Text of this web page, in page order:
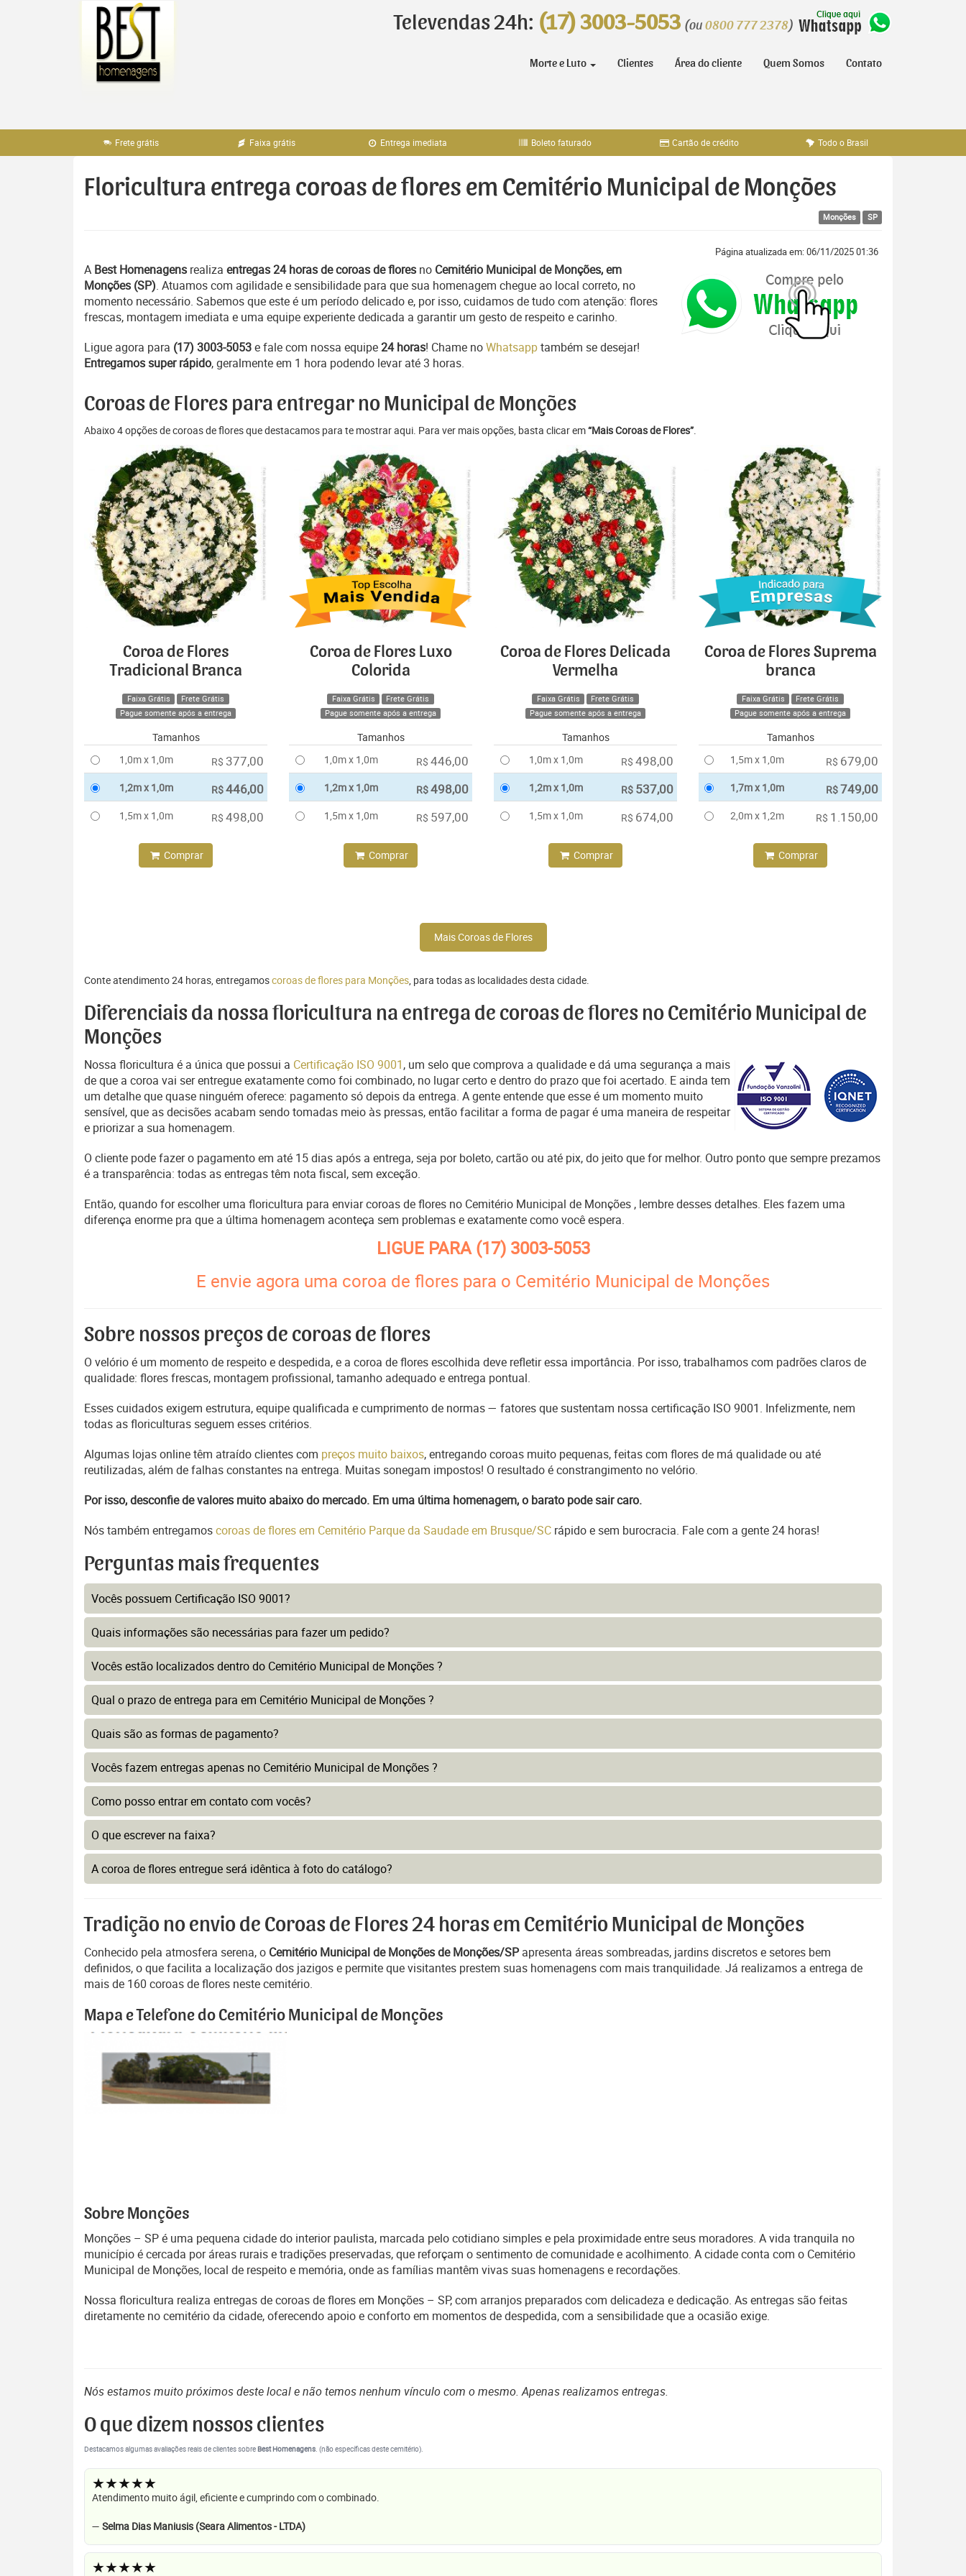
Televendas 24h: (17) 3003-5053 (ou 0800 777 2378)
Morte e Luto Clientes Área do cliente Quem Somos Contato
Frete grátis Faixa grátis Entrega imediata Boleto faturado Cartão de crédito Todo o Brasil
Floricultura entrega coroas de flores em Cemitério Municipal de Monções
Monções SP
Página atualizada em: 06/11/2025 01:36
A Best Homenagens realiza entregas 24 horas de coroas de flores no Cemitério Municipal de Monções, em
Monções (SP). Atuamos com agilidade e sensibilidade para que sua homenagem chegue ao local correto, no
momento necessário. Sabemos que este é um período delicado e, por isso, cuidamos de tudo com atenção: flores
frescas, montagem imediata e uma equipe experiente dedicada a garantir um gesto de respeito e carinho.
Ligue agora para (17) 3003-5053e fale com nossa equipe24 horas! Chame noWhatsapptambém se desejar!
Entregamos super rápido, geralmente em 1 hora podendo levar até 3 horas.
Coroas de Flores para entregar no Municipal de Monções
Abaixo 4 opções de coroas de flores que destacamos para te mostrar aqui. Para ver mais opções, basta clicar em“Mais Coroas de Flores”.
Coroa de Flores
Tradicional Branca
Faixa Grátis
Frete Grátis
Pague somente após a entrega
Tamanhos
1,0m x 1,0m
R$ 377,00
1,2m x 1,0m R$446,00
1,5m x 1,0m R$ 498,00
Comprar
Coroa de Flores Luxo
Colorida
Faixa Grátis
Frete Grátis
Pague somente após a entrega
Tamanhos
1,0m x 1,0m
R$ 446,00
1,2m x 1,0m R$498,00
1,5m x 1,0m R$ 597,00
Comprar
Coroa de Flores Delicada
Vermelha
Faixa Grátis
Frete Grátis
Pague somente após a entrega
Tamanhos
1,0m x 1,0m
R$ 498,00
1,2m x 1,0m R$ 537,00
1,5m x 1,0m R$ 674,00
Comprar
Coroa de Flores Suprema
branca
Faixa Grátis
Frete Grátis
Pague somente após a entrega
Tamanhos
1,5m x 1,0m
R$ 679,00
1,7m x 1,0m R$749,00
2,0m x 1,2m R$ 1.150,00
Comprar
Mais Coroas de Flores
Conte atendimento 24 horas, entregamoscoroas de flores para Monções, para todas as localidades desta cidade.
Diferenciais da nossa floricultura na entrega de coroas de flores no Cemitério Municipal de
Monções
Nossa floricultura é a única que possui a Certificação ISO 9001, um selo que comprova a qualidade e dá uma segurança a mais
de que a coroa vai ser entregue exatamente como foi combinado, no lugar certo e dentro do prazo que foi acertado. E ainda tem
um detalhe que quase ninguém oferece: pagamento só depois da entrega. A gente entende que esse é um momento muito
sensível, que as decisões acabam sendo tomadas meio às pressas, então facilitar a forma de pagar é uma maneira de respeitar
e priorizar a sua homenagem.
O cliente pode fazer o pagamento em até 15 dias após a entrega, seja por boleto, cartão ou até pix, do jeito que for melhor. Outro ponto que sempre prezamos
é a transparência: todas as entregas têm nota fiscal, sem exceção.
Então, quando for escolher uma floricultura para enviar coroas de flores no Cemitério Municipal de Monções , lembre desses detalhes. Eles fazem uma
diferença enorme pra que a última homenagem aconteça sem problemas e exatamente como você espera.
LIGUE PARA(17) 3003-5053
E envie agora uma coroa de flores para o Cemitério Municipal de Monções
Sobre nossos preços de coroas de flores
O velório é um momento de respeito e despedida, e a coroa de flores escolhida deve refletir essa importância. Por isso, trabalhamos com padrões claros de
qualidade: flores frescas, montagem profissional, tamanho adequado e entrega pontual.
Esses cuidados exigem estrutura, equipe qualificada e cumprimento de normas — fatores que sustentam nossa certificação ISO 9001. Infelizmente, nem
todas as floriculturas seguem esses critérios.
Algumas lojas online têm atraído clientes com preços muito baixos, entregando coroas muito pequenas, feitas com flores de má qualidade ou até
reutilizadas, além de falhas constantes na entrega. Muitas sonegam impostos! O resultado é constrangimento no velório.
Por isso, desconfie de valores muito abaixo do mercado. Em uma última homenagem, o barato pode sair caro.
Nós também entregamoscoroas de flores em Cemitério Parque da Saudade em Brusque/SC rápido e sem burocracia. Fale com a gente 24 horas!
Perguntas mais frequentes
Vocês possuem Certificação ISO 9001?
Quais informações são necessárias para fazer um pedido?
Vocês estão localizados dentro do Cemitério Municipal de Monções ?
Qual o prazo de entrega para em Cemitério Municipal de Monções ?
Quais são as formas de pagamento?
Vocês fazem entregas apenas no Cemitério Municipal de Monções ?
Como posso entrar em contato com vocês?
O que escrever na faixa?
A coroa de flores entregue será idêntica à foto do catálogo?
Tradição no envio de Coroas de Flores 24 horas em Cemitério Municipal de Monções
Conhecido pela atmosfera serena, o Cemitério Municipal de Monções de Monções/SPapresenta áreas sombreadas, jardins discretos e setores bem
definidos, o que facilita a localização dos jazigos e permite que visitantes prestem suas homenagens com mais tranquilidade. Já realizamos a entrega de
mais de 160 coroas de flores neste cemitério.
Mapa e Telefone do Cemitério Municipal de Monções
Sobre Monções
Monções – SP é uma pequena cidade do interior paulista, marcada pelo cotidiano simples e pela proximidade entre seus moradores. A vida tranquila no
município é cercada por áreas rurais e tradições preservadas, que reforçam o sentimento de comunidade e acolhimento. A cidade conta com o Cemitério
Municipal de Monções, local de respeito e memória, onde as famílias mantêm vivas suas homenagens e recordações.
Nossa floricultura realiza entregas de coroas de flores em Monções – SP, com arranjos preparados com delicadeza e dedicação. As entregas são feitas
diretamente no cemitério da cidade, oferecendo apoio e conforto em momentos de despedida, com a sensibilidade que a ocasião exige.
Nós estamos muito próximos deste local e não temos nenhum vínculo com o mesmo. Apenas realizamos entregas.
O que dizem nossos clientes
Destacamos algumas avaliações reais de clientes sobreBest Homenagens. (não específicas deste cemitério).
★★★★★
Atendimento muito ágil, eficiente e cumprindo com o combinado.
— Selma Dias Maniusis (Seara Alimentos - LTDA)
★★★★★